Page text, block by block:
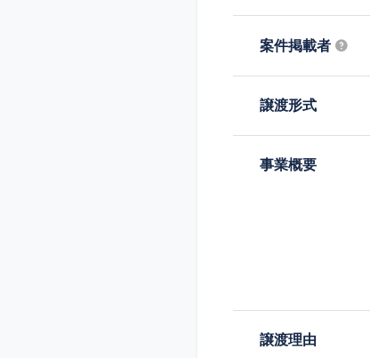
案件掲載者
譲渡形式
事業概要
譲渡理由